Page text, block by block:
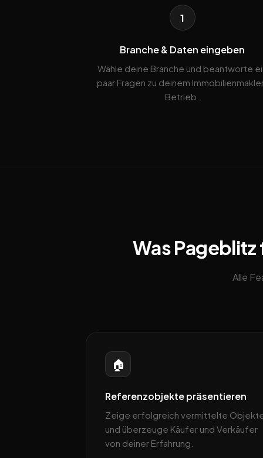
1
Branche & Daten eingeben
Wähle deine Branche und beantworte
paar Fragen zu deinem
Betrieb.
Was
Alle
🏠
Referenzobjekte präsentieren
Zeige erfolgreich vermittelte
und überzeuge Käufer und Verkäufer
von deiner Erfahrung.